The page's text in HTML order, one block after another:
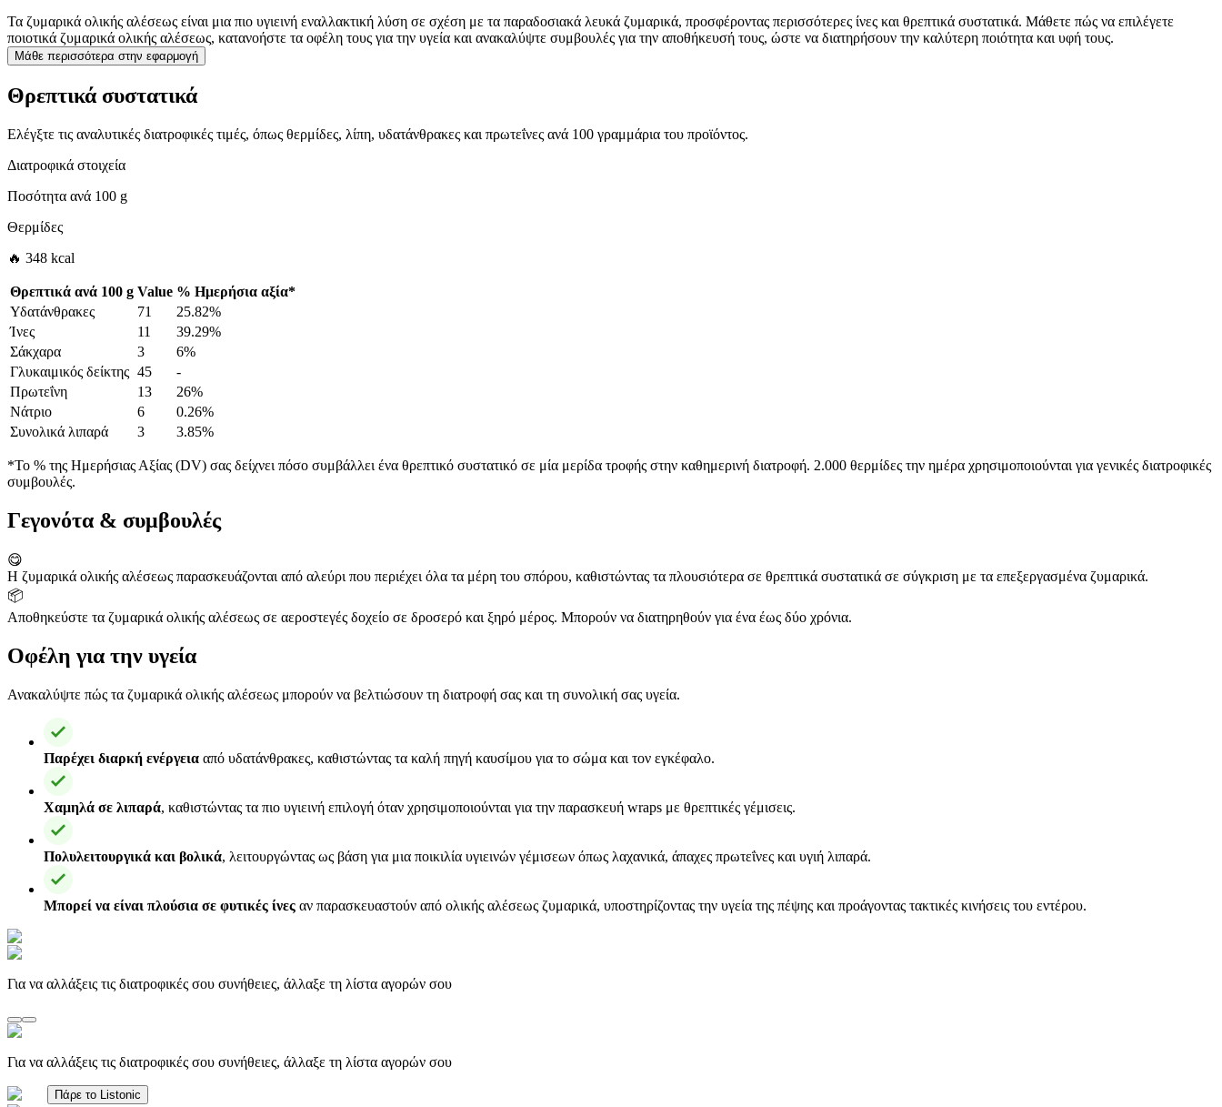
Τα ζυμαρικά ολικής αλέσεως είναι μια πιο υγιεινή εναλλακτική λύση σε σχέση με τα παραδοσιακά λευκά ζυμαρικά, προσφέροντας περισσότερες ίνες και θρεπτικά συστατικά. Μάθετε πώς να επιλέγετε
ποιοτικά ζυμαρικά ολικής αλέσεως, κατανοήστε τα οφέλη τους για την υγεία και ανακαλύψτε συμβουλές για την αποθήκευσή τους, ώστε να διατηρήσουν την καλύτερη ποιότητα και υφή τους.
Μάθε περισσότερα στην εφαρμογή
Θρεπτικά συστατικά
Ελέγξτε τις αναλυτικές διατροφικές τιμές, όπως θερμίδες, λίπη, υδατάνθρακες και πρωτεΐνες ανά 100 γραμμάρια του προϊόντος.
Διατροφικά στοιχεία
Ποσότητα ανά 100 g
Θερμίδες
🔥 348 kcal
Θρεπτικά ανά 100 g Value % Ημερήσια αξία*
Υδατάνθρακες
71
25.82%
Ίνες
11
39.29%
Σάκχαρα
3
6%
Γλυκαιμικός δείκτης 45
-
Πρωτεΐνη
13
26%
Νάτριο
6
0.26%
Συνολικά λιπαρά
3 3.85%
*Το % της Ημερήσιας Αξίας (DV) σας δείχνει πόσο συμβάλλει ένα θρεπτικό συστατικό σε μία μερίδα τροφής στην καθημερινή διατροφή. 2.000 θερμίδες την ημέρα χρησιμοποιούνται για γενικές διατροφικές
συμβουλές.
Γεγονότα & συμβουλές
😋
Η ζυμαρικά ολικής αλέσεως παρασκευάζονται από αλεύρι που περιέχει όλα τα μέρη του σπόρου, καθιστώντας τα πλουσιότερα σε θρεπτικά συστατικά σε σύγκριση με τα επεξεργασμένα ζυμαρικά.
📦
Αποθηκεύστε τα ζυμαρικά ολικής αλέσεως σε αεροστεγές δοχείο σε δροσερό και ξηρό μέρος. Μπορούν να διατηρηθούν για ένα έως δύο χρόνια.
Οφέλη για την υγεία
Ανακαλύψτε πώς τα ζυμαρικά ολικής αλέσεως μπορούν να βελτιώσουν τη διατροφή σας και τη συνολική σας υγεία.
Παρέχει διαρκή ενέργεια από υδατάνθρακες, καθιστώντας τα καλή πηγή καυσίμου για το σώμα και τον εγκέφαλο.
Χαμηλά σε λιπαρά, καθιστώντας τα πιο υγιεινή επιλογή όταν χρησιμοποιούνται για την παρασκευή wraps με θρεπτικές γέμισεις.
Πολυλειτουργικά και βολικά, λειτουργώντας ως βάση για μια ποικιλία υγιεινών γέμισεων όπως λαχανικά, άπαχες πρωτεΐνες και υγιή λιπαρά.
Μπορεί να είναι πλούσια σε φυτικές ίνες αν παρασκευαστούν από ολικής αλέσεως ζυμαρικά, υποστηρίζοντας την υγεία της πέψης και προάγοντας τακτικές κινήσεις του εντέρου.
Για να αλλάξεις τις διατροφικές σου συνήθειες, άλλαξε τη λίστα αγορών σου
Για να αλλάξεις τις διατροφικές σου συνήθειες, άλλαξε τη λίστα αγορών σου
Πάρε το Listonic